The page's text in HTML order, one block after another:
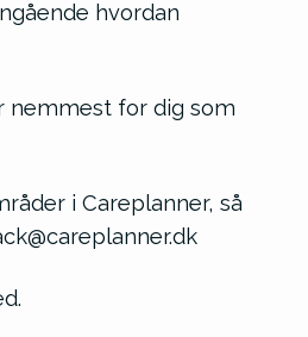
hvordan
nemmest for dig som
i Careplanner, så